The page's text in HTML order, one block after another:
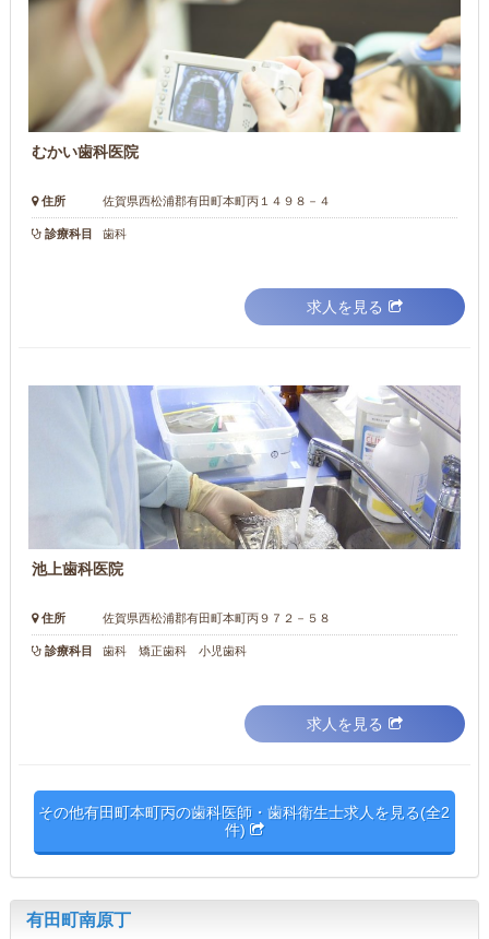
むかい歯科医院
住所 佐賀県西松浦郡有田町本町丙１４９８－４
診療科目 歯科
求人を見る
池上歯科医院
住所 佐賀県西松浦郡有田町本町丙９７２－５８
診療科目 歯科 矯正歯科 小児歯科
求人を見る
その他有田町本町丙の歯科医師・歯科衛生士求人を見る(全2
件)
有田町南原丁